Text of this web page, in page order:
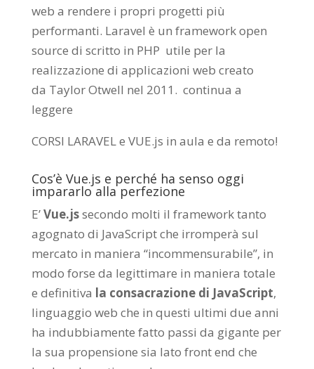
web a rendere i propri progetti più
performanti. Laravel è un framework open
source di scritto in PHP utile per la
realizzazione di applicazioni web creato
da Taylor Otwell nel 2011. continua a
leggere
CORSI LARAVEL e VUE.js in aula e da remoto!
Cos’è Vue.js e perché ha senso oggi
impararlo alla perfezione
E’Vue.jssecondo molti il framework tanto
agognato di JavaScript che irromperà sul
mercato in maniera “incommensurabile”, in
modo forse da legittimare in maniera totale
e definitiva la consacrazione di JavaScript,
linguaggio web che in questi ultimi due anni
ha indubbiamente fatto passi da gigante per
la sua propensione sia lato front end che